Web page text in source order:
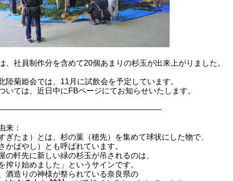
、社員制作分を含めて20個あまりの杉玉が出来上がりました。
陸菊姫会では、11月に試飲会を予定しています。
いては、近日中にFBページにてお知らせいたします。
来：
ぎたま）とは、杉の葉（穂先）を集めて球状にした物で、
かばやし）とも呼ばれています。
の軒先に新しい緑の杉玉が吊されるのは、
搾り始めました」というサインです。
酒造りの神様が祭られている奈良県の